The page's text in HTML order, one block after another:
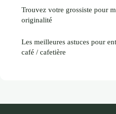
Trouvez votre grossiste pour
originalité
Les meilleures astuces pour
café / cafetière